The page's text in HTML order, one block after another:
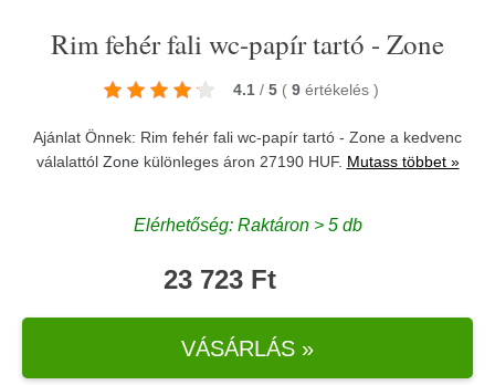
Rim fehér fali wc-papír tartó - Zone
4.1 / 5 ( 9 értékelés )
Ajánlat Önnek: Rim fehér fali wc-papír tartó - Zone a kedvenc
válalattól Zonekülönleges áron 27190 HUF. Mutass többet »
Elérhetőség: Raktáron > 5 db
23 723 Ft
VÁSÁRLÁS »